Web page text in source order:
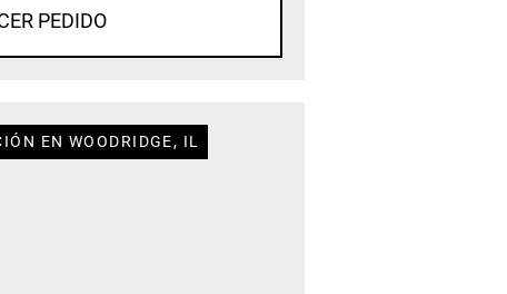
PEDIDO
EN WOODRIDGE, IL